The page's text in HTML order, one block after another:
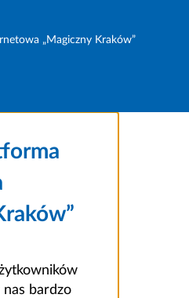
„Magiczny Kraków”
nas bardzo